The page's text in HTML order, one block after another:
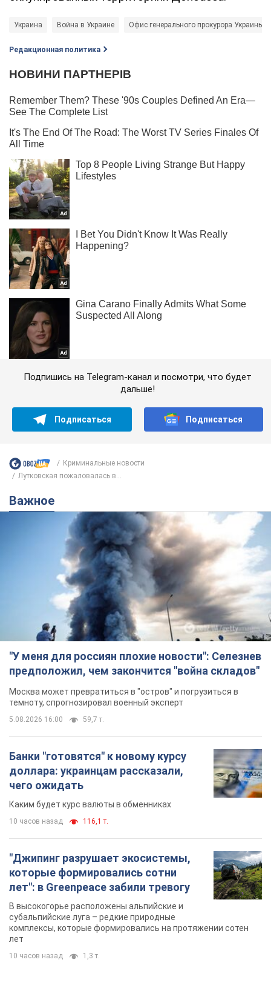
Украина Война в Украине Офис генерального прокурора Украины
Редакционная политика
Подпишись на Telegram-канал и посмотри, что будет
дальше!
Подписаться Подписаться
Криминальные новости
Лутковская пожаловалась в...
Важное
"У меня для россиян плохие новости": Селезнев
предположил, чем закончится "война складов"
Москва может превратиться в "остров" и погрузиться в
темноту, спрогнозировал военный эксперт
5.08.2026 16:00 59,7 т.
Банки "готовятся" к новому курсу
доллара: украинцам рассказали,
чего ожидать
Каким будет курс валюты в обменниках
10 часов назад 116,1 т.
"Джипинг разрушает экосистемы,
которые формировались сотни
лет": в Greenpeace забили тревогу
В высокогорье расположены альпийские и
субальпийские луга – редкие природные
комплексы, которые формировались на протяжении сотен
лет
10 часов назад 1,3 т.